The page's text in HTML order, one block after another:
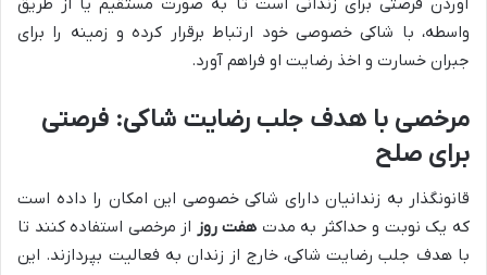
آوردن فرصتی برای زندانی است تا به صورت مستقیم یا از طریق
واسطه، با شاکی خصوصی خود ارتباط برقرار کرده و زمینه را برای
جبران خسارت و اخذ رضایت او فراهم آورد.
مرخصی با هدف جلب رضایت شاکی: فرصتی
برای صلح
قانونگذار به زندانیان دارای شاکی خصوصی این امکان را داده است
که یک نوبت و حداکثر به مدت هفت روز از مرخصی استفاده کنند تا
با هدف جلب رضایت شاکی، خارج از زندان به فعالیت بپردازند. این